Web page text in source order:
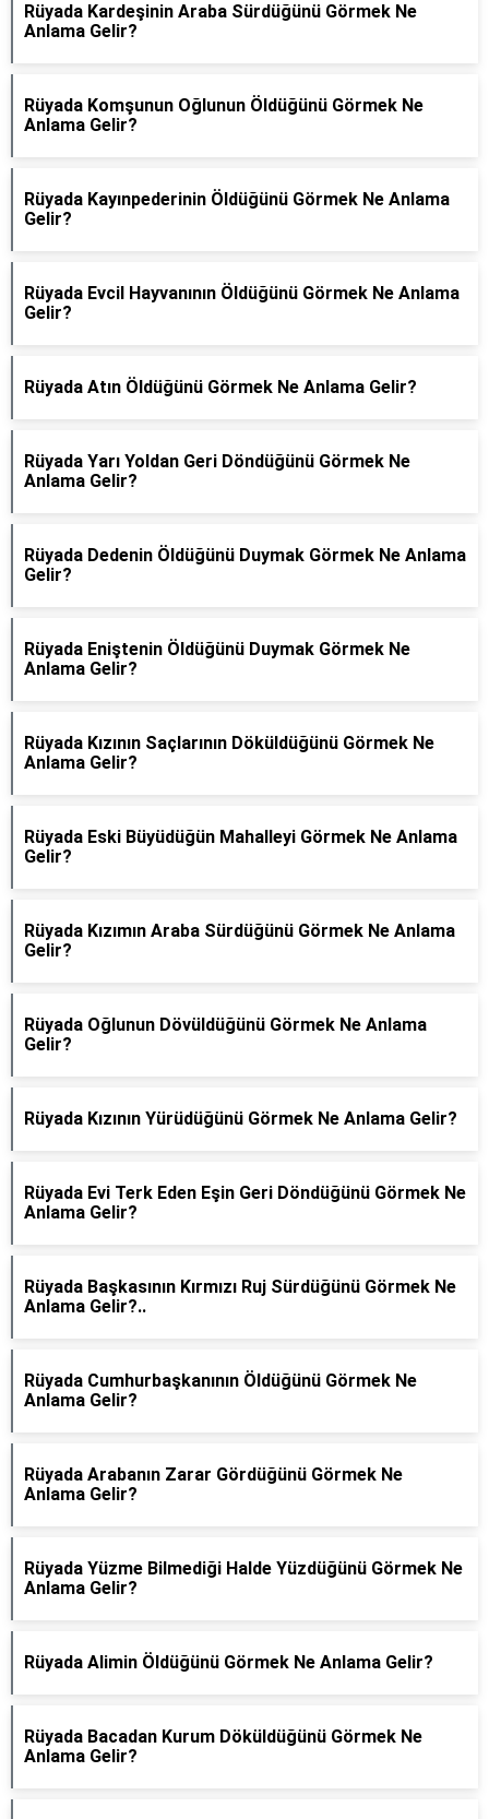
Rüyada Kardeşinin Araba Sürdüğünü Görmek Ne
Anlama Gelir?
Rüyada Komşunun Oğlunun Öldüğünü Görmek Ne
Anlama Gelir?
Rüyada Kayınpederinin Öldüğünü Görmek Ne Anlama
Gelir?
Rüyada Evcil Hayvanının Öldüğünü Görmek Ne Anlama
Gelir?
Rüyada Atın Öldüğünü Görmek Ne Anlama Gelir?
Rüyada Yarı Yoldan Geri Döndüğünü Görmek Ne
Anlama Gelir?
Rüyada Dedenin Öldüğünü Duymak Görmek Ne Anlama
Gelir?
Rüyada Eniştenin Öldüğünü Duymak Görmek Ne
Anlama Gelir?
Rüyada Kızının Saçlarının Döküldüğünü Görmek Ne
Anlama Gelir?
Rüyada Eski Büyüdüğün Mahalleyi Görmek Ne Anlama
Gelir?
Rüyada Kızımın Araba Sürdüğünü Görmek Ne Anlama
Gelir?
Rüyada Oğlunun Dövüldüğünü Görmek Ne Anlama
Gelir?
Rüyada Kızının Yürüdüğünü Görmek Ne Anlama Gelir?
Rüyada Evi Terk Eden Eşin Geri Döndüğünü Görmek Ne
Anlama Gelir?
Rüyada Başkasının Kırmızı Ruj Sürdüğünü Görmek Ne
Anlama Gelir?..
Rüyada Cumhurbaşkanının Öldüğünü Görmek Ne
Anlama Gelir?
Rüyada Arabanın Zarar Gördüğünü Görmek Ne
Anlama Gelir?
Rüyada Yüzme Bilmediği Halde Yüzdüğünü Görmek Ne
Anlama Gelir?
Rüyada Alimin Öldüğünü Görmek Ne Anlama Gelir?
Rüyada Bacadan Kurum Döküldüğünü Görmek Ne
Anlama Gelir?